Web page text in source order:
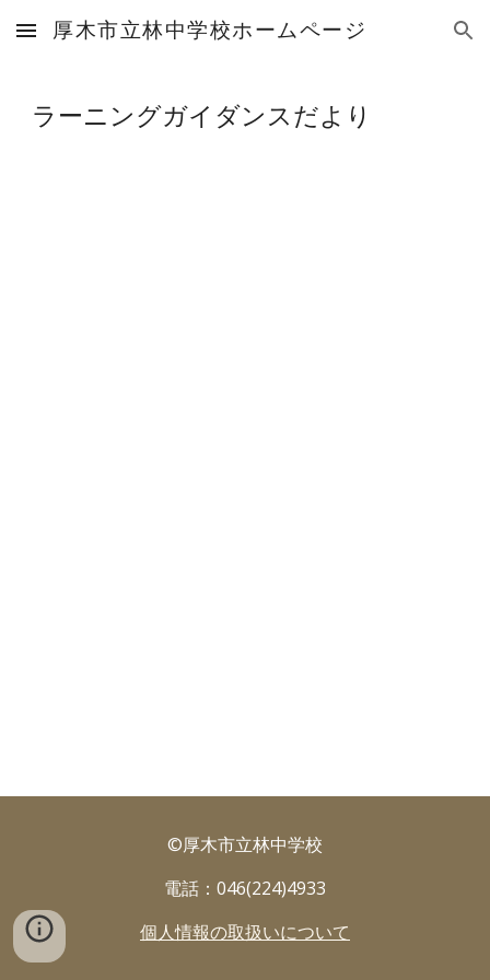
Skip to main content Skip to navigation
厚木市立林中学校ホームページ
ラーニングガイダンスだより
©厚木市立林中学校
電話：046(224)4933
個人情報の取扱いについて